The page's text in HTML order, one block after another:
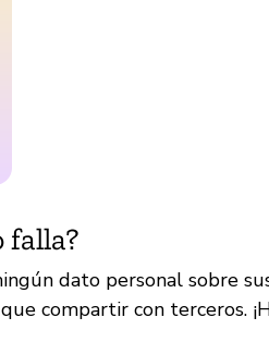
falla?
dato personal sobre
compartir con terceros.